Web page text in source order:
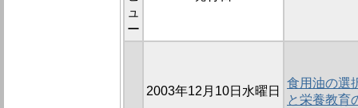
ュ
ー
2003年12月10日水曜日
食用油の選
と栄養教育